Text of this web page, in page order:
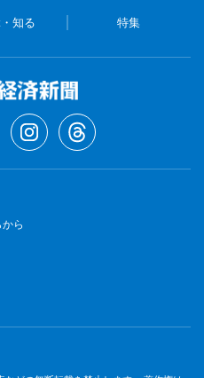
知る 特集
ら